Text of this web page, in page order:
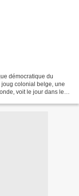
démocratique du
colonial belge, une
voit le jour dans les